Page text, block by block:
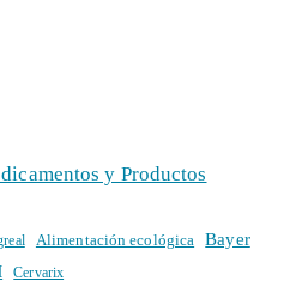
y Productos
Alimentación ecológica Bayer
Cervarix